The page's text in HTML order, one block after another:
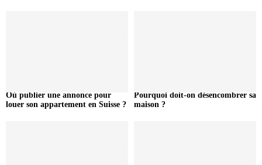
Où publier une annonce pour
louer son appartement en Suisse ?
Pourquoi doit-on désencombrer sa
maison ?